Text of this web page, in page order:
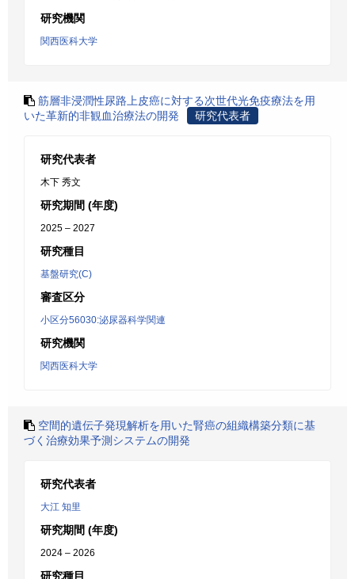
研究機関
関西医科大学
筋層非浸潤性尿路上皮癌に対する次世代光免疫療法を用
いた革新的非観血治療法の開発
研究代表者
研究代表者
木下 秀文
研究期間 (年度)
2025 – 2027
研究種目
基盤研究(C)
審査区分
小区分56030:泌尿器科学関連
研究機関
関西医科大学
空間的遺伝子発現解析を用いた腎癌の組織構築分類に基
づく治療効果予測システムの開発
研究代表者
大江 知里
研究期間 (年度)
2024 – 2026
研究種目